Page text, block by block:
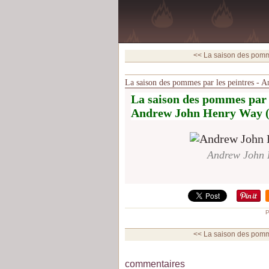
<< La saison des
La saison des pommes par les peintres -
La saison des pommes
Andrew John Henry Way
Andrew John
<< La saison des
commentaires